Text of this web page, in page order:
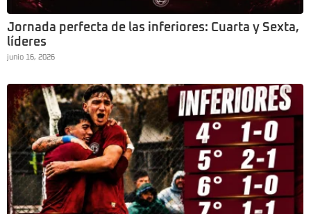
Jornada perfecta de las inferiores: Cuarta y Sexta,
líderes
junio 16, 2026